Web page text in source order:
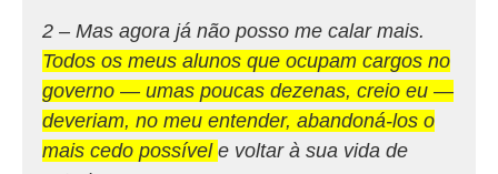
2 – Mas agora já não posso me calar mais.
Todos os meus alunos que ocupam cargos no
governo — umas poucas dezenas, creio eu —
deveriam, no meu entender, abandoná-los o
mais cedo possível e voltar à sua vida de